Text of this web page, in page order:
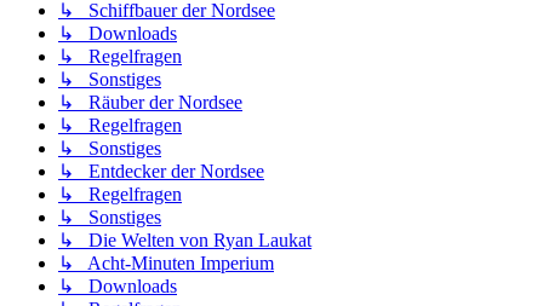
↳ Schiffbauer der Nordsee
↳ Downloads
↳ Regelfragen
↳ Sonstiges
↳ Räuber der Nordsee
↳ Regelfragen
↳ Sonstiges
↳ Entdecker der Nordsee
↳ Regelfragen
↳ Sonstiges
↳ Die Welten von Ryan Laukat
↳ Acht-Minuten Imperium
↳ Downloads